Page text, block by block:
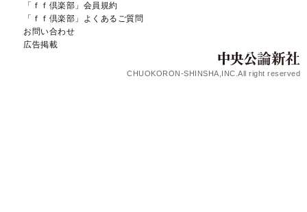
「ｆｆ倶楽部」会員規約
「ｆｆ倶楽部」よくあるご質問
お問い合わせ
広告掲載
CHUOKORON-SHINSHA,INC.All right reserved